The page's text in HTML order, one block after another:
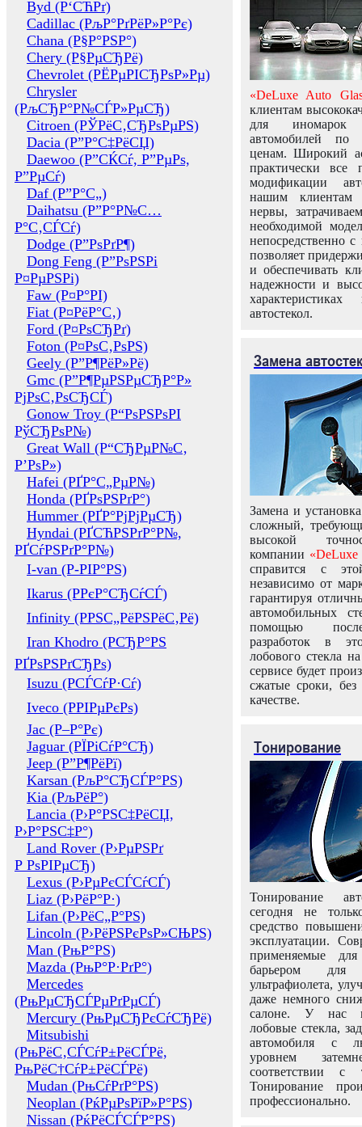
Byd (Р‘СЋРґ)
Cadillac (РљР°РґРёР»Р°Рє)
Chana (Р§Р°РЅР°)
Chery (Р§РµСЂРё)
Chevrolet (РЁРµРІСЂРѕР»Рµ)
Chrysler
(РљСЂР°Р№СЃР»РµСЂ)
Citroen (РЎРёС‚СЂРѕРµРЅ)
Dacia (Р”Р°С‡РёСЏ)
Daewoo (Р”СЌСѓ, Р”РµРѕ,
Р”РµСѓ)
Daf (Р”Р°С„)
Daihatsu (Р”Р°Р№С…
Р°С‚СЃСѓ)
Dodge (Р”РѕРґР¶)
Dong Feng (Р”РѕРЅРі
Р¤РµРЅРі)
Faw (Р¤Р°РІ)
Fiat (Р¤РёР°С‚)
Ford (Р¤РѕСЂРґ)
Foton (Р¤РѕС‚РѕРЅ)
Geely (Р”Р¶РёР»Рё)
Gmc (Р”Р¶РµРЅРµСЂР°Р»
РјРѕС‚РѕСЂСЃ)
Gonow Troy (Р“РѕРЅРѕРІ
РўСЂРѕР№)
Great Wall (Р“СЂРµР№С‚
Р’РѕР»)
Hafei (РҐР°С„РµР№)
Honda (РҐРѕРЅРґР°)
Hummer (РҐР°РјРјРµСЂ)
Hyndai (РҐСЋРЅРґР°Р№,
РҐСѓРЅРґР°Р№)
I-van (Р-РІР°РЅ)
Ikarus (РРєР°СЂСѓСЃ)
Infinity (РРЅС„РёРЅРёС‚Рё)
Iran Khodro (РСЂР°РЅ
РҐРѕРЅРґСЂРѕ)
Isuzu (РСЃСѓР·Сѓ)
Iveco (РРІРµРєРѕ)
Jac (Р–Р°Рє)
Jaguar (РЇРіСѓР°СЂ)
Jeep (Р”Р¶РёРї)
Karsan (РљР°СЂСЃР°РЅ)
Kia (РљРёР°)
Lancia (Р›Р°РЅС‡РёСЏ,
Р›Р°РЅС‡Р°)
Land Rover (Р›РµРЅРґ
Р РѕРІРµСЂ)
Lexus (Р›РµРєСЃСѓСЃ)
Liaz (Р›РёР°Р·)
Lifan (Р›РёС„Р°РЅ)
Lincoln (Р›РёРЅРєРѕР»СЊРЅ)
Man (РњР°РЅ)
Mazda (РњР°Р·РґР°)
Mercedes
(РњРµСЂСЃРµРґРµСЃ)
Mercury (РњРµСЂРєСѓСЂРё)
Mitsubishi
(РњРёС‚СЃСѓР±РёСЃРё,
РњРёС†СѓР±РёСЃРё)
Mudan (РњСѓРґР°РЅ)
Neoplan (РќРµРѕРїР»Р°РЅ)
Nissan (РќРёСЃСЃР°РЅ)
«DeLuxe Auto
клиентам
для иномарок
автомобилей
ценам. Широкий
практически все
модификации
нашим клиентам
нервы,
необходимой
непосредственно
позволяет
и обеспечивать
надежности и
автостекол.
Замена
Замена и
сложный,
высокой
компании «DeLuxe
справится с
независимо от
гарантируя
автомобильных
помощью
разработок в
лобового стекла
сервисе будет
сжатые сроки,
качестве.
Тонирование
Тонирование
сегодня не
средство
эксплуатации.
применяемые
барьером для
ультрафиолета,
даже немного
салоне. У нас
лобовые стекла,
автомобиля с
уровнем
соответствии с
Тонирование
профессионально.